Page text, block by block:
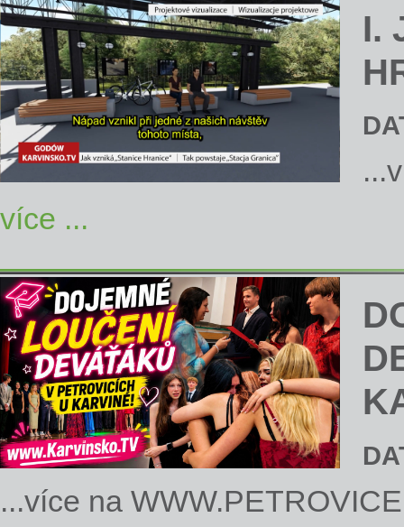
I.
více ...
...více na